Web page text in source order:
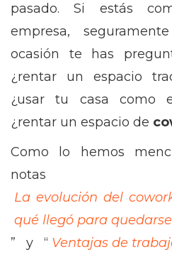
pasado. Si estás
empresa,
ocasión te has
¿rentar un espacio
¿usar tu casa como
¿rentar un espacio de
Como lo hemos
La evolución del
qué llegó para quedarse
” y “ Ventajas de